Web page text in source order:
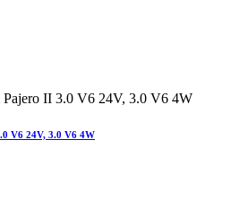
V6 24V, 3.0 V6 4W